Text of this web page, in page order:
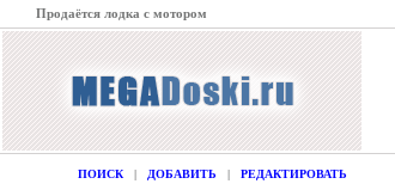
Продаётся лодка с мотором
ПОИСК | ДОБАВИТЬ | РЕДАКТИРОВАТЬ